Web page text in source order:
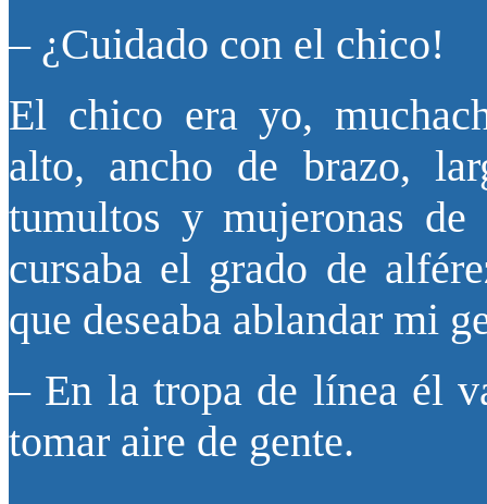
– ¿Cuidado con el chico!
El chico era yo,
alto, ancho de brazo,
tumultos y mujeronas
cursaba el grado de
que deseaba ablandar mi
– En la tropa de línea él
tomar aire de gente.